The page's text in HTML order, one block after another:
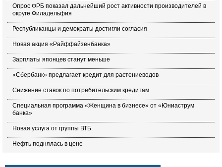
Опрос ФРБ показал дальнейший рост активности производителей в
округе Филадельфия
Республиканцы и демократы достигли согласия
Новая акция «Райффайзенбанка»
Зарплаты японцев станут меньше
«Сбербанк» предлагает кредит для растениеводов
Снижение ставок по потребительским кредитам
Специальная программа «Женщина в бизнесе» от «Юниаструм
банка»
Новая услуга от группы ВТБ
Нефть поднялась в цене